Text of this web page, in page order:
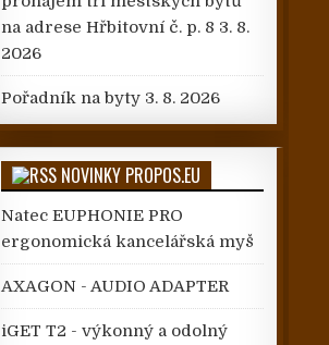
na adrese Hřbitovní č. p. 8 3. 8.
2026
Pořadník na byty 3. 8. 2026
NOVINKY PROPOS.EU
Natec EUPHONIE PRO
ergonomická kancelářská myš
AXAGON - AUDIO ADAPTER
iGET T2 - výkonný a odolný